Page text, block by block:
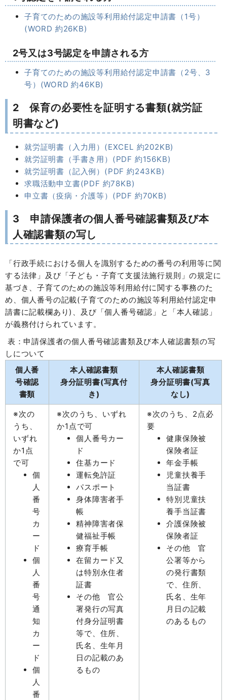
子育てのための施設等利用給付認定申請書（1号）
(WORD 約26KB)
2号又は3号認定を申請される方
子育てのための施設等利用給付認定申請書（2号、3
号）(WORD 約46KB)
2 保育の必要性を証明する書類(就労証
明書など)
就労証明書（入力用）(EXCEL 約202KB)
就労証明書（手書き用）(PDF 約156KB)
就労証明書（記入例）(PDF 約243KB)
求職活動申立書(PDF 約78KB)
申立書（疫病・介護等）(PDF 約70KB)
3 申請保護者の個人番号確認書類及び本
人確認書類の写し
「行政手続における個人を識別するための番号の利用等に関
する法律」及び「子ども・子育て支援法施行規則」の規定に
基づき、子育てのための施設等利用給付に関する事務のた
め、個人番号の記載(子育てのための施設等利用給付認定申
請書に記載欄あり)、及び「個人番号確認」と「本人確認」
が義務付けられています。
表：申請保護者の個人番号確認書類及び本人確認書類の写
しについて
個人番
号確認
書類
本人確認書類
身分証明書(写真付
き)
本人確認書類
身分証明書(写真
なし)
※次の
うち、
いずれ
か1点
で可
個
人
番
号
カ
ー
ド
個
人
番
号
通
知
カ
ー
ド
個
人
番
※次のうち、いずれ
か1点で可
個人番号カー
ド
住基カード
運転免許証
パスポート
身体障害者手
帳
精神障害者保
健福祉手帳
療育手帳
在留カード又
は特別永住者
証書
その他 官公
署発行の写真
付身分証明書
等で、住所、
氏名、生年月
日の記載のあ
るもの
※次のうち、2点必
要
健康保険被
保険者証
年金手帳
児童扶養手
当証書
特別児童扶
養手当証書
介護保険被
保険者証
その他 官
公署等から
の発行書類
で、住所、
氏名、生年
月日の記載
のあるもの